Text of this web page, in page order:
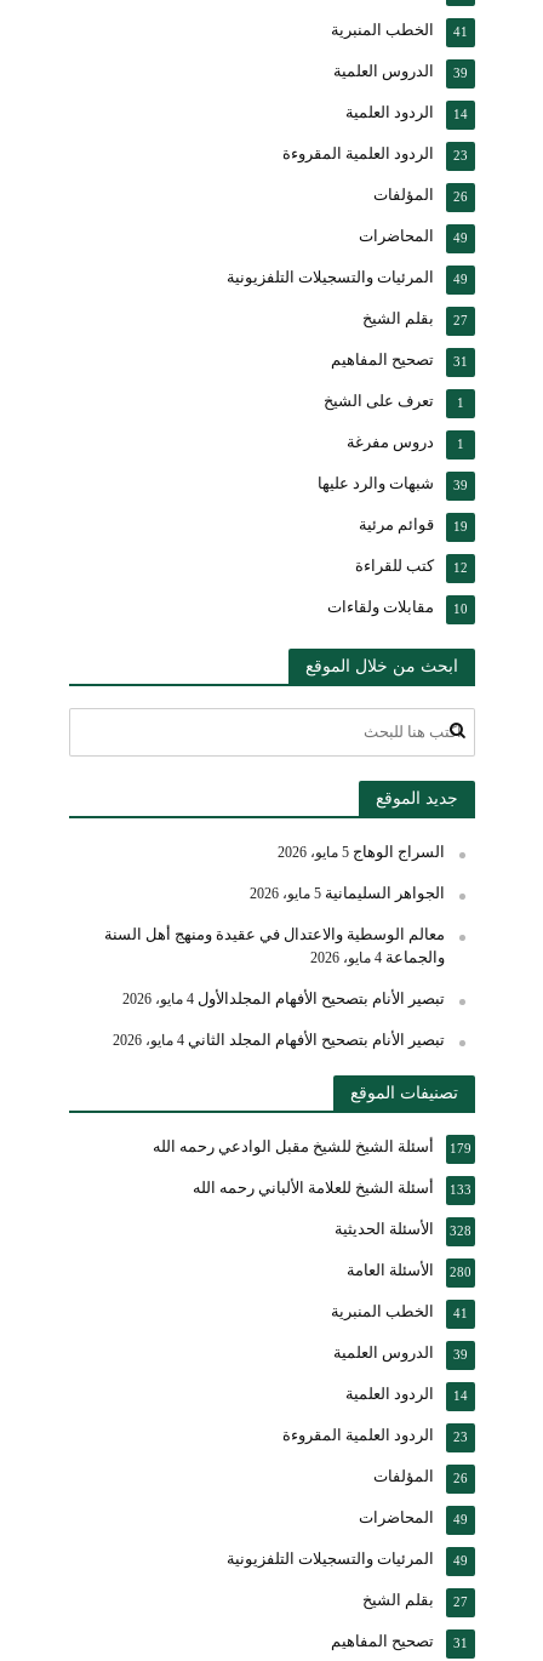
الخطب المنبرية 41
الدروس العلمية 39
الردود العلمية 14
الردود العلمية المقروءة 23
المؤلفات 26
المحاضرات 49
المرئيات والتسجيلات التلفزيونية 49
بقلم الشيخ 27
تصحيح المفاهيم 31
تعرف على الشيخ 1
دروس مفرغة 1
شبهات والرد عليها 39
قوائم مرئية 19
كتب للقراءة 12
مقابلات ولقاءات 10
ابحث من خلال الموقع
جديد الموقع
السراج الوهاج 5 مايو، 2026
الجواهر السليمانية 5 مايو، 2026
معالم الوسطية والاعتدال في عقيدة ومنهج أهل السنة
والجماعة 4 مايو، 2026
تبصير الأنام بتصحيح الأفهام المجلدالأول 4 مايو، 2026
تبصير الأنام بتصحيح الأفهام المجلد الثاني 4 مايو، 2026
تصنيفات الموقع
أسئلة الشيخ للشيخ مقبل الوادعي رحمه الله 179
أسئلة الشيخ للعلامة الألباني رحمه الله 133
الأسئلة الحديثية 328
الأسئلة العامة 280
الخطب المنبرية 41
الدروس العلمية 39
الردود العلمية 14
الردود العلمية المقروءة 23
المؤلفات 26
المحاضرات 49
المرئيات والتسجيلات التلفزيونية 49
بقلم الشيخ 27
تصحيح المفاهيم 31